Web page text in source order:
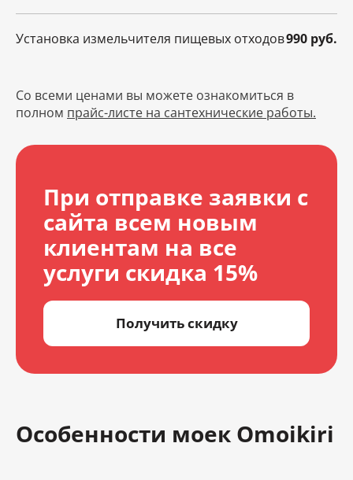
Установка измельчителя пищевых отходов990 руб.
Со всеми ценами вы можете ознакомиться в
полном прайс-листе на сантехнические работы.
При отправке заявки с
сайта всем новым
клиентам на все
услуги скидка 15%
Получить скидку
Особенности моек Omoikiri